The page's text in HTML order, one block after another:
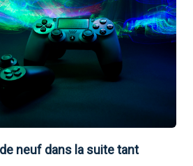
neuf dans la suite tant